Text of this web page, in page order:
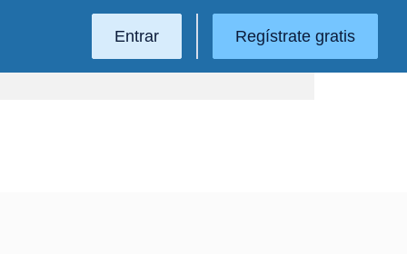
Entrar Regístrate gratis